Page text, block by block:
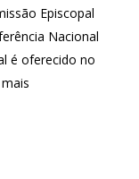
Episcopal
Nacional
é oferecido no